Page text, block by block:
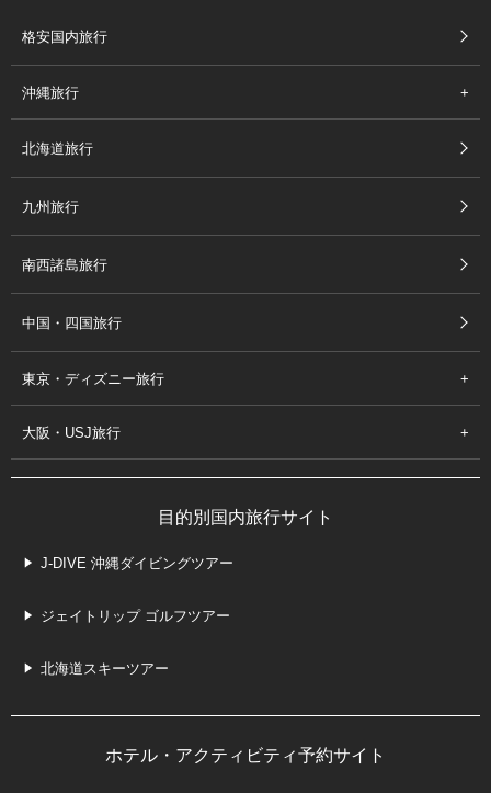
格安国内旅行
沖縄旅行
北海道旅行
九州旅行
南西諸島旅行
中国・四国旅行
東京・ディズニー旅行
大阪・USJ旅行
目的別国内旅行サイト
J-DIVE 沖縄ダイビングツアー
ジェイトリップ ゴルフツアー
北海道スキーツアー
ホテル・アクティビティ予約サイト